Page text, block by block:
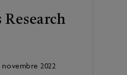
Research
novembre 2022